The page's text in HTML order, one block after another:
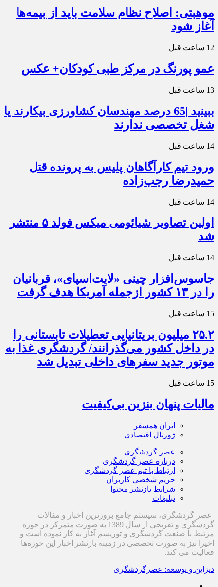
موهبتی: اصلاح نظام سلامت باید از بیمه‌ها
آغاز شود
12 ساعت قبل
عمو پورنگ در مرکز طبی کودکان+ عکس
13 ساعت قبل
ببینید |65 درصد مهندسان کشاورزی بیکارند یا
شغل تخصصی ندارند
14 ساعت قبل
ورود تیم کارآگاهان پلیس به پرونده قتل
حمیدرضا رجب‌زاده
14 ساعت قبل
اولین تصاویر شیائومی میکس فولد ۵ منتشر
شد
14 ساعت قبل
جاسوس‌افزار چینی «لایت‌اسپای»، قربانیان
را در ۱۳ کشور ازجمله آمریکا هدف گرفت
15 ساعت قبل
۲۵.۲ میلیون بریتانیایی تعطیلات تابستانی را
در داخل کشور می‌گذرانند/ گردشگری غذا به
موتور جدید سفرهای داخلی تبدیل شد
15 ساعت قبل
مالیات پنهان بنزین بی‌کیفیت
ایران همسفر
ژورنال اقتصادی
عصر گردشگری
درباره عصر گردشگری
ارتباط با تیم عصر گردشگری
حریم شخصی کاربران
شرایط بازنشر محتوا
تبلیغات
عصر گردشگری، سیستم جامع بروزترین اخبار و مقالات
گردشگری و تفریحی از سال 1389 به صورت متمرکز در حوزه
مرتبط با صنعت گردشگری و توریسم آغاز به کار نموده است و
اخیرا نیز به صورت تخصصی در زمینه بازنشر اخبار این حوزه‌ها
فعالیت می کند.
دیزاین و توسعه: عصرگردشگری